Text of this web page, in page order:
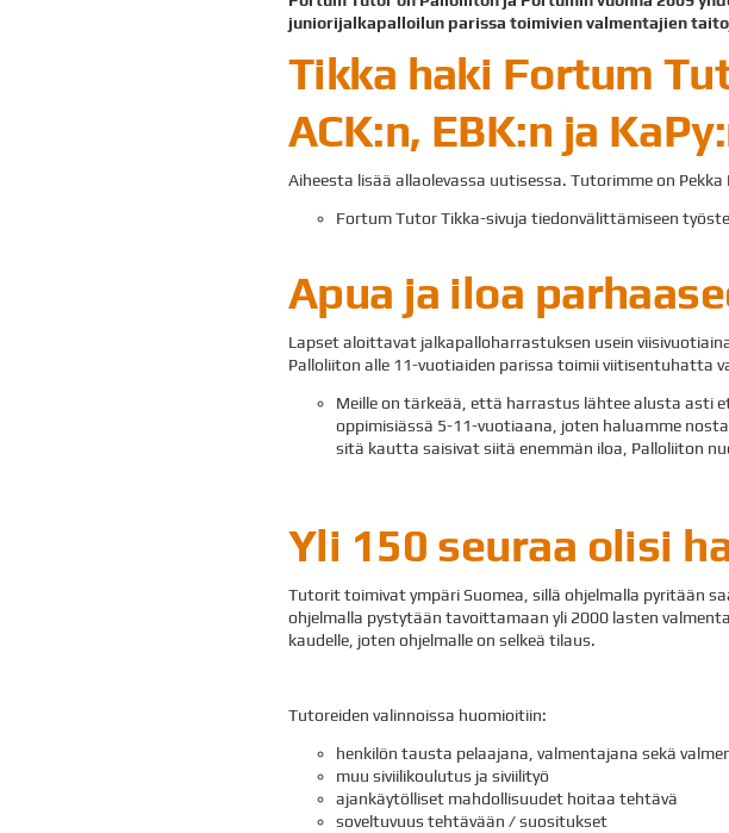
juniorijalkapalloilun parissa toimivien valmentajien
Tikka haki Fortum
ACK:n, EBK:n ja
Aiheesta lisää allaolevassa uutisessa. Tutorimme on Pekka
Fortum Tutor Tikka-sivuja tiedonvälittämiseen
Apua ja iloa
Lapset aloittavat jalkapalloharrastuksen usein
Palloliiton alle 11-vuotiaiden parissa toimii viitisentuhatta
Meille on tärkeää, että harrastus lähtee alusta asti
oppimisiässä 5-11-vuotiaana, joten haluamme
sitä kautta saisivat siitä enemmän iloa, Palloliiton
Yli 150 seuraa olisi
Tutorit toimivat ympäri Suomea, sillä ohjelmalla pyritään
ohjelmalla pystytään tavoittamaan yli 2000 lasten
kaudelle, joten ohjelmalle on selkeä tilaus.
Tutoreiden valinnoissa huomioitiin:
henkilön tausta pelaajana, valmentajana sekä
muu siviilikoulutus ja siviilityö
ajankäytölliset mahdollisuudet hoitaa tehtävä
soveltuvuus tehtävään / suositukset